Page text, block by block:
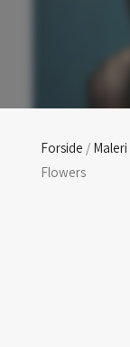
Forside / Maleri
Flowers